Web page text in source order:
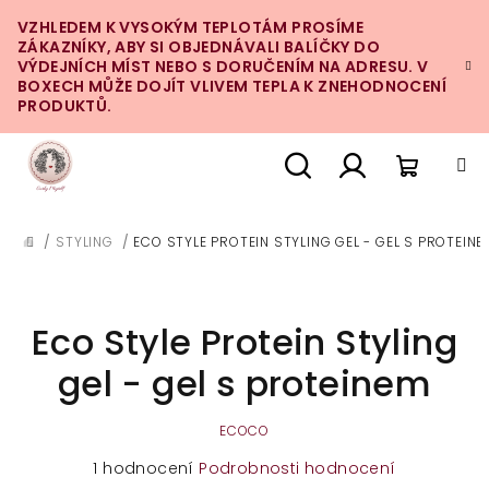
na
obsah
VZHLEDEM K VYSOKÝM TEPLOTÁM PROSÍME
ZÁKAZNÍKY, ABY SI OBJEDNÁVALI BALÍČKY DO
VÝDEJNÍCH MÍST NEBO S DORUČENÍM NA ADRESU. V
BOXECH MŮŽE DOJÍT VLIVEM TEPLA K ZNEHODNOCENÍ
PRODUKTŮ.
DOMŮ
/ STYLING / ECO STYLE PROTEIN STYLING GEL - GEL S
Eco Style Protein Styling
gel - gel s proteinem
ECOCO
Průměrné
1 hodnocení Podrobnosti hodnocení